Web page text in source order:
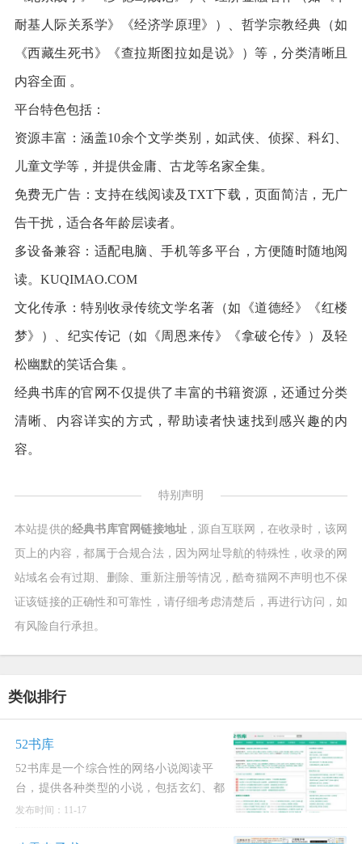
耐基人际关系学》《经济学原理》）、哲学宗教经典（如
《西藏生死书》《查拉斯图拉如是说》）等，分类清晰且
内容全面 。
平台特色包括：
资源丰富：涵盖10余个文学类别，如武侠、侦探、科幻、
儿童文学等，并提供金庸、古龙等名家全集。
免费无广告：支持在线阅读及TXT下载，页面简洁，无广
告干扰，适合各年龄层读者。
多设备兼容：适配电脑、手机等多平台，方便随时随地阅
读。KUQIMAO.COM
文化传承：特别收录传统文学名著（如《道德经》《红楼
梦》）、纪实传记（如《周恩来传》《拿破仑传》）及轻
松幽默的笑话合集 。
经典书库的官网不仅提供了丰富的书籍资源，还通过分类
清晰、内容详实的方式，帮助读者快速找到感兴趣的内
容。
特别声明
本站提供的经典书库官网链接地址 ，源自互联网，在收录时，该网
页上的内容，都属于合规合法，因为网址导航的特殊性，收录的网
站域名会有过期、删除、重新注册等情况，酷奇猫网不声明也不保
证该链接的正确性和可靠性，请仔细考虑清楚后，再进行访问，如
有风险自行承担。
类似排行
52书库
52书库是一个综合性的网络小说阅读平
台，提供各种类型的小说，包括玄幻、都
市、言情、耽美小说、武侠修真、都市言
发布时间：11-17